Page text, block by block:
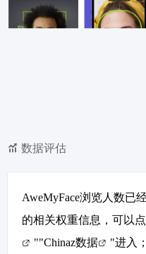
数据评估
AweMyFace浏览人数已
的相关权重信息，可以
""Chinaz数据
"进入